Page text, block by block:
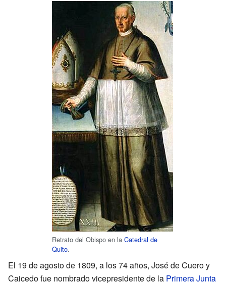
Retrato del Obispo en la Catedral de
Quito.
El 19 de agosto de 1809, a los 74 años, José de Cuero y
Caicedo fue nombrado vicepresidente de la Primera Junta